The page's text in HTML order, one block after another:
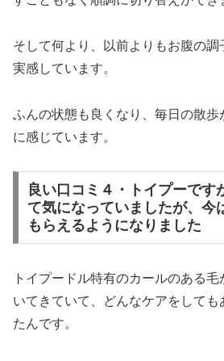
そして何より、以前よりもお腹の
実感しています。
ふんの状態も良くなり、毎日の散歩
に感じています。
良い口コミ４・トイプーです
て気になっていましたが、今
もらえるようになりました
トイプードル特有のカールのある
いてきていて、どんなケアをしても
たんです。